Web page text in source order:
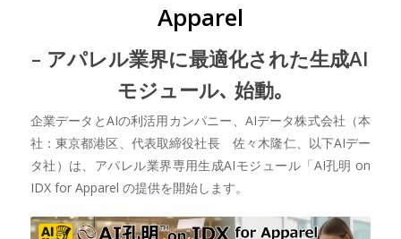
Apparel
– アパレル業界に最適化された生成AI
モジュール､ 始動｡
企業データとAIの利活用カンパニー、AIデータ株式会社（本
社：東京都港区、代表取締役社長 佐々木隆仁、以下AIデー
タ社）は、アパレル業界専用生成AIモジュール「AI孔明 on
IDX for Apparel の提供を開始します。